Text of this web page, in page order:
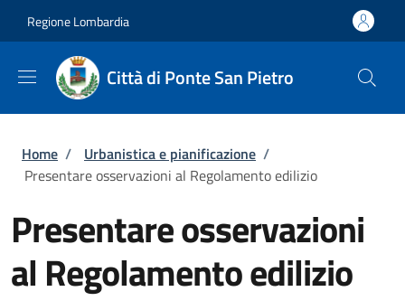
Regione Lombardia
Città di Ponte San Pietro
Briciole di pane
Home / Urbanistica e pianificazione /
Presentare osservazioni al Regolamento edilizio
Presentare osservazioni
al Regolamento edilizio